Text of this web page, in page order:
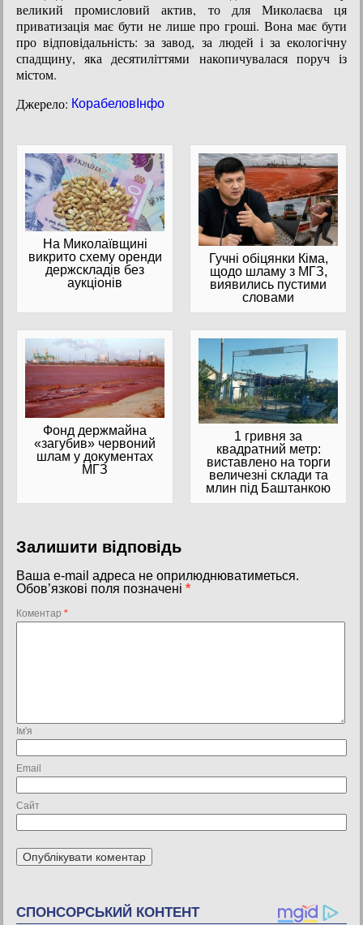
великий промисловий актив, то для Миколаєва ця
приватизація має бути не лише про гроші. Вона має бути
про відповідальність: за завод, за людей і за екологічну
спадщину, яка десятиліттями накопичувалася поруч із
містом.
Джерело: КорабеловІнфо
На Миколаївщині
викрито схему оренди
держскладів без
аукціонів
Гучні обіцянки Кіма,
щодо шламу з МГЗ,
виявились пустими
словами
Фонд держмайна
«загубив» червоний
шлам у документах
МГЗ
1 гривня за
квадратний метр:
виставлено на торги
величезні склади та
млин під Баштанкою
Залишити відповідь
Ваша e-mail адреса не оприлюднюватиметься.
Обов’язкові поля позначені *
Коментар *
Ім'я
Email
Сайт